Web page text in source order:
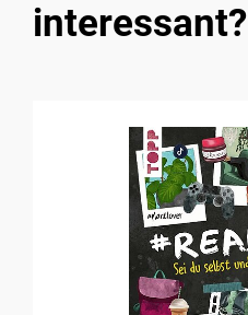
interessant?